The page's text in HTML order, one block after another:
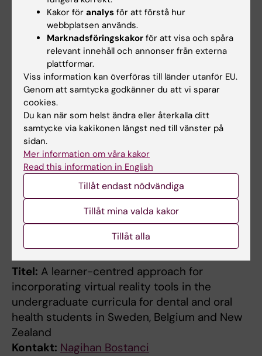
Är klinisk livehandledning hjälpsam och
effektivt för att utveckla terapeutisk
kompetens vid psykoterapiutbildning?.
Kontakt: Sven Alfonsson
Titel:360-film - ett interaktivt digitalt verktyg
för att träna kliniska scenarier i autentisk
miljö.
Kontakt:
Titel:Utveckling och implementering av
instrument för bedömning av professionalism
inom logopedi.
Joakim Körner Gustafsson
Beviljade ansökningar 2022
Titel: A learner-centred approach for
incorporating virtual reality tools in the
undergraduate curricula for dental and oral
health students in Sweden, Belgium and New
Zealand
Kontakt: Nagihan Bostanci
Kakor för analys för att förstå hur
webbplatsen används.
Marknadsföringskakor för att visa och spåra
relevant innehåll och annonser från externa
plattformar.
Viss information kan överföras till länder utanför EU.
Genom att samtycka godkänner du att vi sparar
cookies.
Du kan när som helst ändra eller återkalla ditt
samtycke via kakikonen längst ned till vänster på
sidan.
Mer information om våra kakor
Read this information in English
Tillåt endast nödvändiga
Tillåt mina valda kakor
Tillåt alla